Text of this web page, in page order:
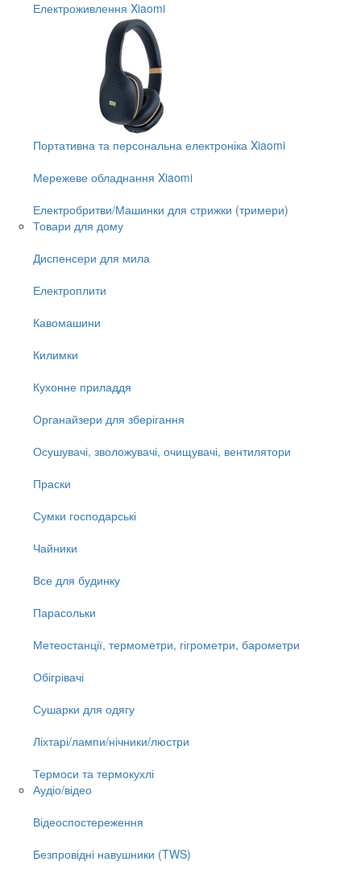
Електроживлення Xiaomi
Портативна та персональна електроніка Xiaomi
Мережеве обладнання Xiaomi
Електробритви/Машинки для стрижки (тримери)
Товари для дому
Диспенсери для мила
Електроплити
Кавомашини
Килимки
Кухонне приладдя
Органайзери для зберігання
Осушувачі, зволожувачі, очищувачі, вентилятори
Праски
Сумки господарські
Чайники
Все для будинку
Парасольки
Метеостанції, термометри, гігрометри, барометри
Обігрівачі
Сушарки для одягу
Ліхтарі/лампи/нічники/люстри
Термоси та термокухлі
Аудіо/відео
Відеоспостереження
Безпровідні навушники (TWS)